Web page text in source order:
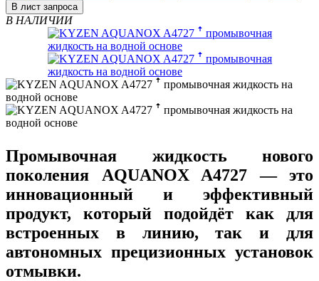
В лист запроса
В НАЛИЧИИ
Промывочная жидкость нового
поколения AQUANOX A4727 — это
инновационный и эффективный
продукт, который подойдёт как для
встроенных в линию, так и для
автономных прецизионных установок
отмывки.